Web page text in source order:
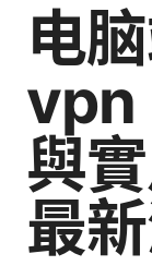
电
vpn
與
最